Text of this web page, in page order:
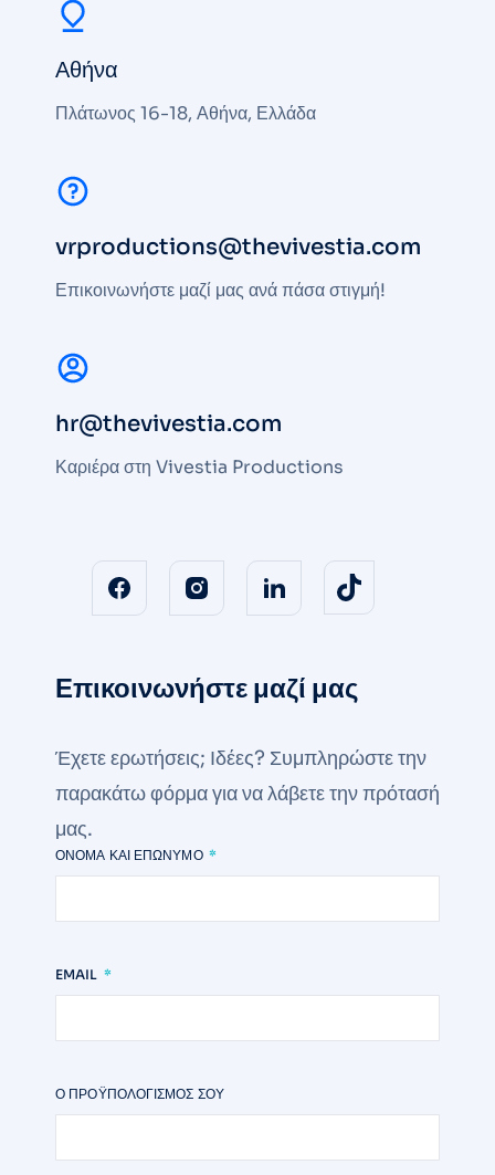
Αθήνα
Πλάτωνος 16-18, Αθήνα, Ελλάδα
vrproductions@thevivestia.com
Επικοινωνήστε μαζί μας ανά πάσα στιγμή!
hr@thevivestia.com
Καριέρα στη Vivestia Productions
Επικοινωνήστε μαζί μας
Έχετε ερωτήσεις; Ιδέες? Συμπληρώστε την
παρακάτω φόρμα για να λάβετε την πρότασή
μας.
ΌΝΟΜΑ ΚΑΙ ΕΠΏΝΥΜΟ
EMAIL
Ο ΠΡΟΫΠΟΛΟΓΙΣΜΌΣ ΣΟΥ